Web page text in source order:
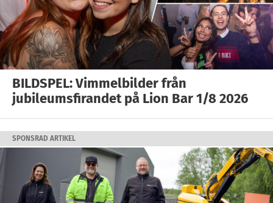
BILDSPEL: Vimmelbilder från
jubileumsfirandet på Lion Bar 1/8 2026
SPONSRAD ARTIKEL